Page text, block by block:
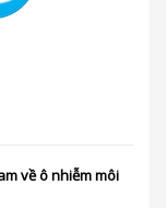
về ô nhiễm môi